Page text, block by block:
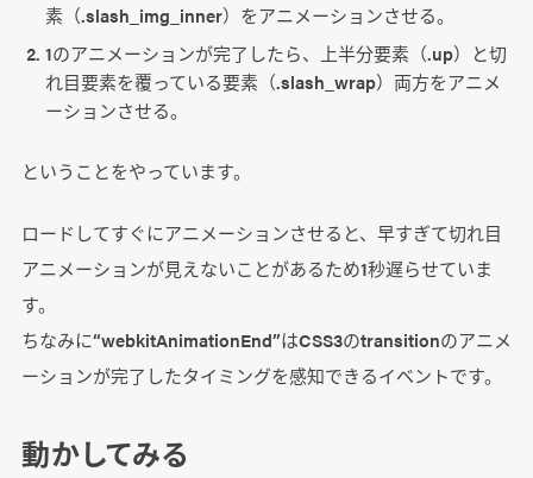
素（.slash_img_inner）をアニメーションさせる。
1のアニメーションが完了したら、上半分要素（.up）と切
れ目要素を覆っている要素（.slash_wrap）両方をアニメ
ーションさせる。
ということをやっています。
ロードしてすぐにアニメーションさせると、早すぎて切れ目
アニメーションが見えないことがあるため1秒遅らせていま
す。
ちなみに“webkitAnimationEnd”はCSS3のtransitionのアニメ
ーションが完了したタイミングを感知できるイベントです。
動かしてみる